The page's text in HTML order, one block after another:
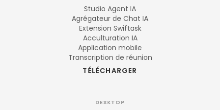
Studio Agent IA
Agrégateur de Chat IA
Extension Swiftask
Acculturation IA
Application mobile
Transcription de réunion
TÉLÉCHARGER
DESKTOP